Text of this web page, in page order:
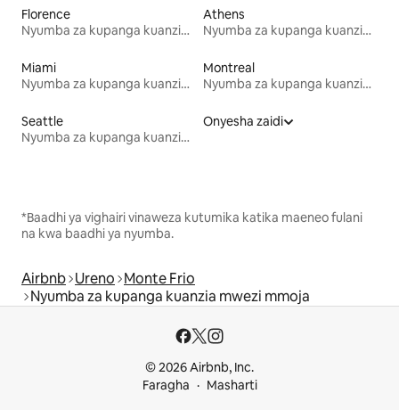
Florence
Nyumba za kupanga kuanzia mwezi mmoja
Athens
Nyumba za kupanga kuanzia mwezi mmoja
Miami
Nyumba za kupanga kuanzia mwezi mmoja
Montreal
Nyumba za kupanga kuanzia mwezi mmoja
Seattle
Nyumba za kupanga kuanzia mwezi mmoja
Onyesha zaidi
*Baadhi ya vighairi vinaweza kutumika katika maeneo fulani
na kwa baadhi ya nyumba.
Airbnb Ureno Monte Frio
Nyumba za kupanga kuanzia mwezi mmoja
© 2026 Airbnb, Inc.
Faragha
Masharti